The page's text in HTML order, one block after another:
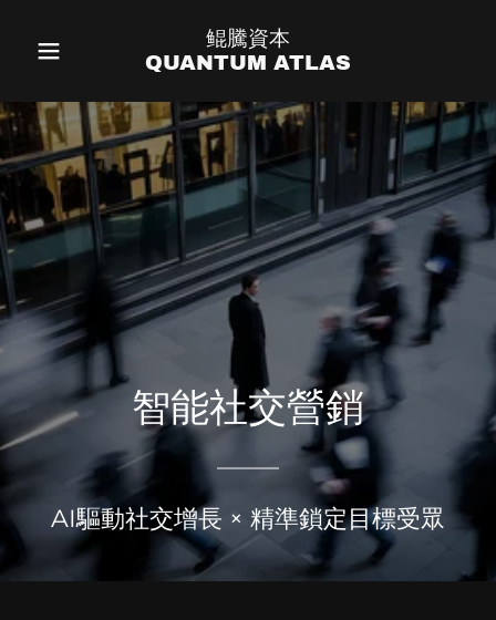
鲲騰資本
QUANTUM ATLAS
智能社交營銷
AI驅動社交增長 × 精準鎖定目標受眾